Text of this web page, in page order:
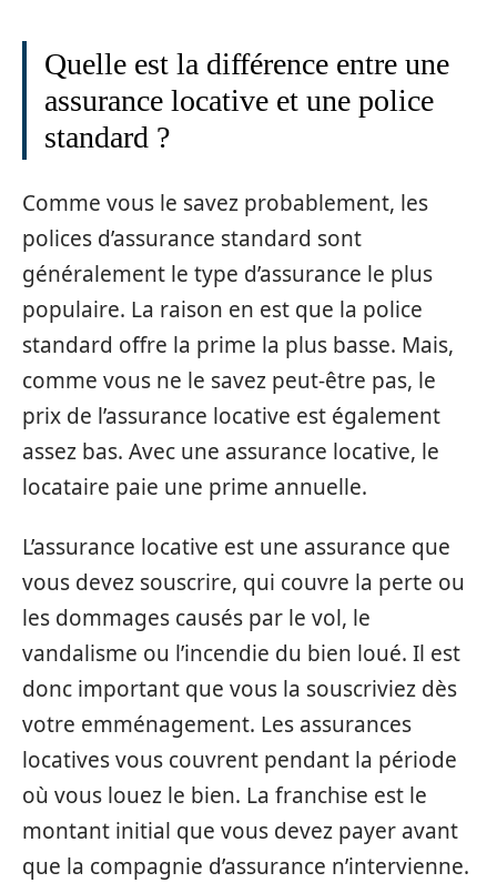
Quelle est la différence entre une
assurance locative et une police
standard ?
Comme vous le savez probablement, les
polices d’assurance standard sont
généralement le type d’assurance le plus
populaire. La raison en est que la police
standard offre la prime la plus basse. Mais,
comme vous ne le savez peut-être pas, le
prix de l’assurance locative est également
assez bas. Avec une assurance locative, le
locataire paie une prime annuelle.
L’assurance locative est une assurance que
vous devez souscrire, qui couvre la perte ou
les dommages causés par le vol, le
vandalisme ou l’incendie du bien loué. Il est
donc important que vous la souscriviez dès
votre emménagement. Les assurances
locatives vous couvrent pendant la période
où vous louez le bien. La franchise est le
montant initial que vous devez payer avant
que la compagnie d’assurance n’intervienne.